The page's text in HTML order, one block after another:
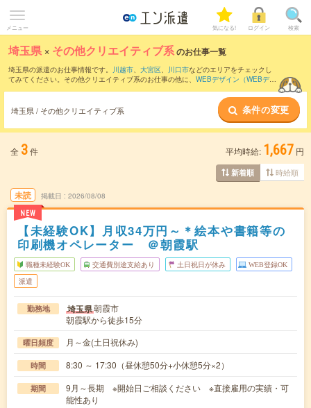
メニュー 気になる! ログイン 検索
埼玉県 × その他クリエイティブ系のお仕事一覧
埼玉県の派遣のお仕事情報です。 川越市、 大宮区、 川口市などのエリアをチェックし
てみてください。その他クリエイティブ系のお仕事の他に、 WEBデザイン（WEBデザ
などのこだわり条件で絞り込ん
でいただけます。
埼玉県 / その他クリエイティブ系 条件の変更
全 3件 平均時給: 1,667 円
新着順 時給順
未読
NEW
掲載日 2026/08/08
【未経験OK】月収34万円～＊絵本や書籍等の
印刷機オペレーター ＠朝霞駅
職種未経験OK 交通費別途支給あり 土日祝日が休み WEB登録OK
派遣
勤務地 埼玉県朝霞市
朝霞駅から徒歩15分
曜日頻度 月～金(土日祝休み)
時間 8:30 ～ 17:30（昼休憩50分+小休憩5分×2）
期間
9月～長期 ※開始日ご相談ください ※直接雇用の実績・可
能性あり